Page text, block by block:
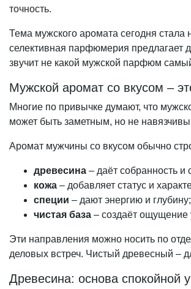
точность.
Тема мужского аромата сегодня
селективная парфюмерия предлагает
звучит не какой мужской парфюм
Мужской аромат со вкусом –
Многие по привычке думают, что
может быть заметным, но не
Аромат мужчины со вкусом обычно
древесина – даёт собранность и
кожа – добавляет статус и
специи – дают энергию и глубину;
чистая база – создаёт ощущение
Эти направления можно носить по
деловых встреч. Чистый древесный –
Древесина: основа спокойной